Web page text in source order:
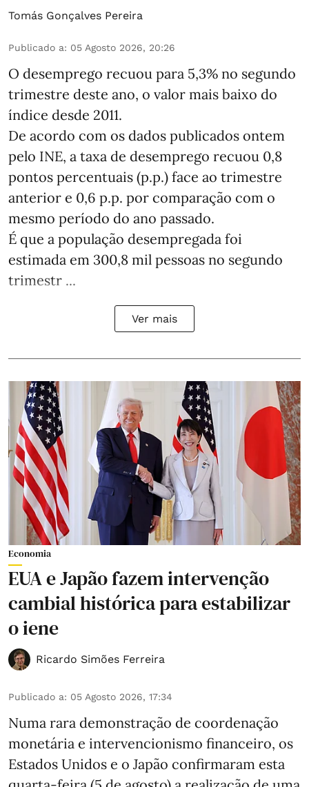
Tomás Gonçalves Pereira
Publicado a: 05 Agosto 2026, 20:26
O desemprego recuou para 5,3% no segundo
trimestre deste ano, o valor mais baixo do
índice desde 2011.
De acordo com os dados publicados ontem
pelo INE, a taxa de desemprego recuou 0,8
pontos percentuais (p.p.) face ao trimestre
anterior e 0,6 p.p. por comparação com o
mesmo período do ano passado.
É que a população desempregada foi
estimada em 300,8 mil pessoas no segundo
trimestr ...
Ver mais
Economia
EUA e Japão fazem intervenção
cambial histórica para estabilizar
o iene
Ricardo Simões Ferreira
Publicado a: 05 Agosto 2026, 17:34
Numa rara demonstração de coordenação
monetária e intervencionismo financeiro, os
Estados Unidos e o Japão confirmaram esta